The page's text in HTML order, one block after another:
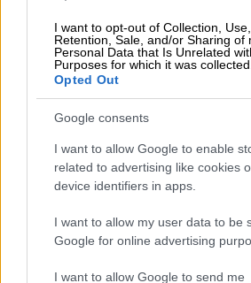
I want to opt-out of Collection, Use,
Retention, Sale, and/or Sharing of
Personal Data that Is Unrelated
Purposes for which it was collected.
Opted Out
Google consents
I want to allow Google to enable
related to advertising like cookies
device identifiers in apps.
I want to allow my user data to be
Google for online advertising
I want to allow Google to send me
κομήτης προβλέπεται να
καλύτερα – θα πρέπει «να
τον ανατολικό ορίζοντα
ανατολή του ήλιου και, μετά
δοκιμάσουν τον δυτικό
δύση του ήλιου».
Ωστόσο, πρόσθεσε ότι ενώ
είναι «αρκετά φωτεινός»,
προβλεπόταν.
, η